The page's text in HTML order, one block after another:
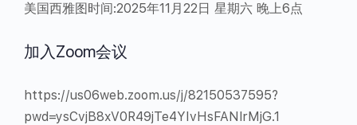
美国西雅图时间:2025年11月22日 星期六 晚上6点
加入Zoom会议
https://us06web.zoom.us/j/82150537595?
pwd=ysCvjB8xV0R49jTe4YIvHsFANlrMjG.1